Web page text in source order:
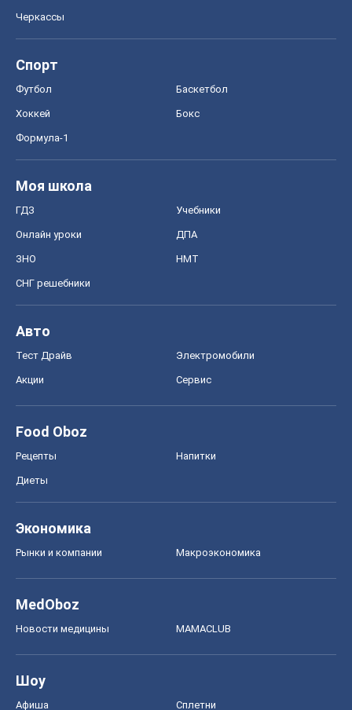
Черкассы
Спорт
Футбол Баскетбол
Хоккей Бокс
Формула-1
Моя школа
ГДЗ Учебники
Онлайн уроки ДПА
ЗНО НМТ
СНГ решебники
Авто
Тест Драйв Электромобили
Акции Сервис
Food Oboz
Рецепты Напитки
Диеты
Экономика
Рынки и компании Mакроэкономика
MedOboz
Новости медицины MAMACLUB
Шоу
Афиша Сплетни